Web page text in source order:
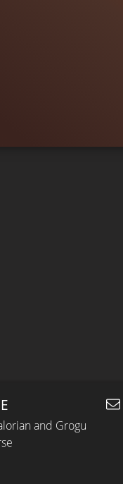
and Grogu